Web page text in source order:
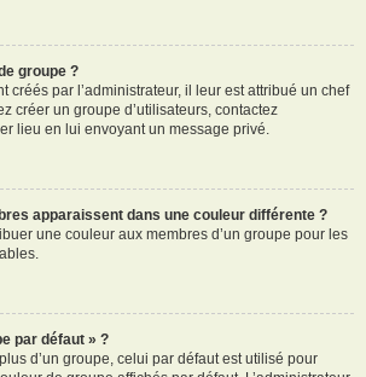
groupe ?
créés par l’administrateur, il leur est attribué un chef
créer un groupe d’utilisateurs, contactez
lieu en lui envoyant un message privé.
apparaissent dans une couleur différente ?
une couleur aux membres d’un groupe pour les
par défaut » ?
d’un groupe, celui par défaut est utilisé pour